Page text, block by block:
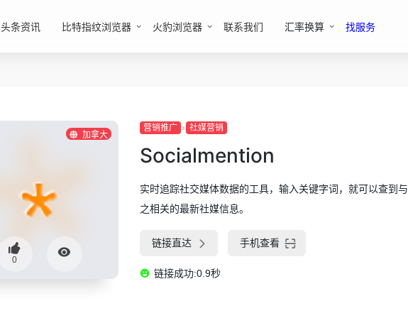
头条资讯 比特指纹浏览器 火豹浏览器 联系我们 汇率换算 找服务
加拿大
0
营销推广 社媒营销
Socialmention
实时追踪社交媒体数据的工具，输入关键字词，就可以查到与
之相关的最新社媒信息。
链接直达 手机查看
链接成功:0.9秒